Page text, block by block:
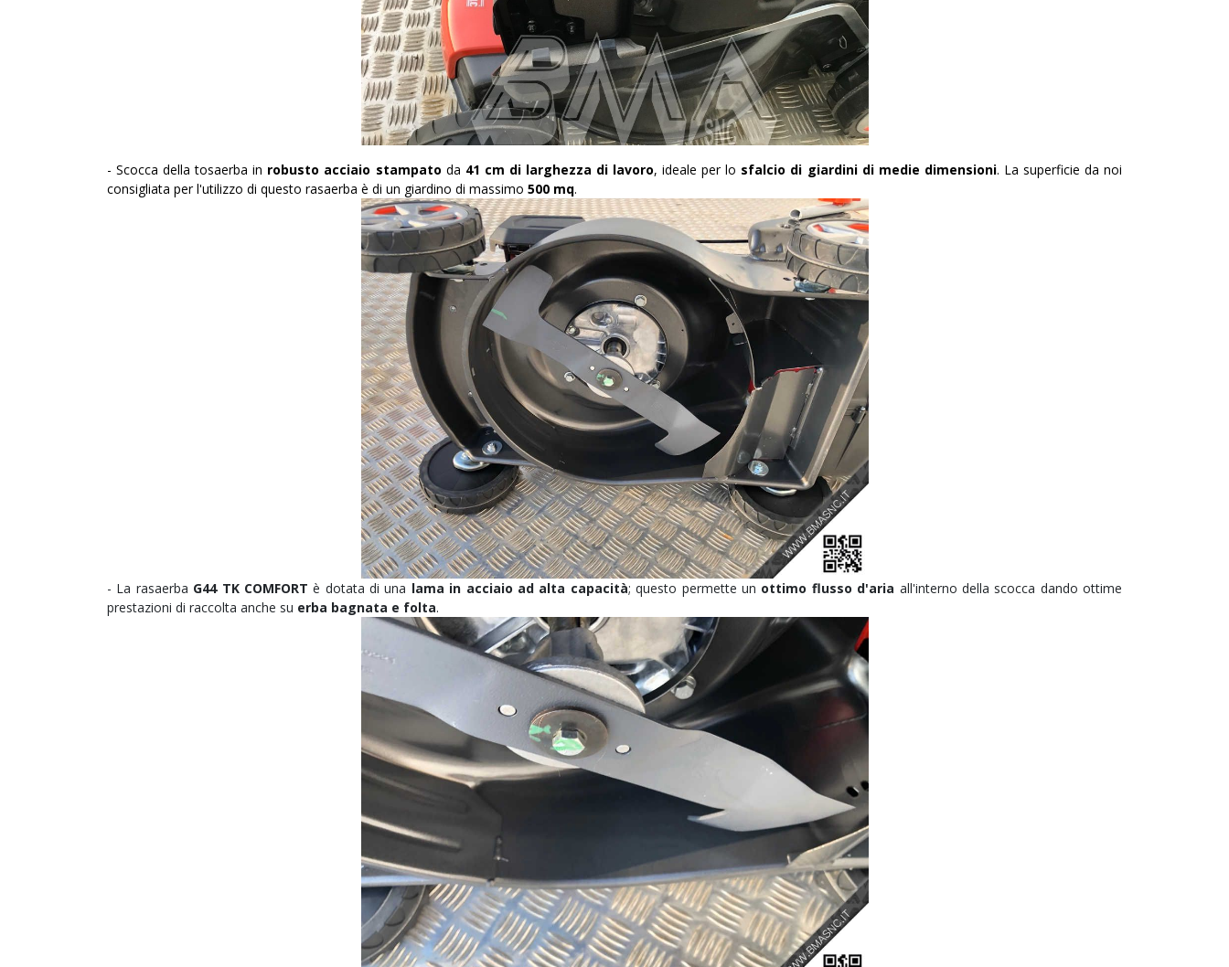
- Scocca della tosaerba in robusto acciaio stampato da 41 cm di larghezza di lavoro, ideale per lo sfalcio di giardini di medie dimensioni. La superficie da noi
consigliata per l'utilizzo di questo rasaerba è di un giardino di massimo 500 mq.
- La rasaerba G44 TK COMFORT è dotata di una lama in acciaio ad alta capacità; questo permette un ottimo flusso d'aria all'interno della scocca dando ottime
prestazioni di raccolta anche su erba bagnata e folta.